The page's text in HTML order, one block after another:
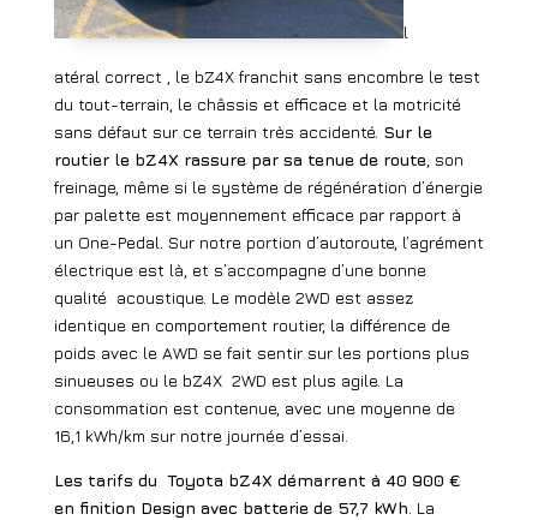
l
atéral correct , le bZ4X franchit sans encombre le test
du tout-terrain, le châssis et efficace et la motricité
sans défaut sur ce terrain très accidenté. Sur le
routier le bZ4X rassure par sa tenue de route, son
freinage, même si le système de régénération d’énergie
par palette est moyennement efficace par rapport à
un One-Pedal. Sur notre portion d’autoroute, l’agrément
électrique est là, et s’accompagne d’une bonne
qualité acoustique. Le modèle 2WD est assez
identique en comportement routier, la différence de
poids avec le AWD se fait sentir sur les portions plus
sinueuses ou le bZ4X 2WD est plus agile. La
consommation est contenue, avec une moyenne de
16,1 kWh/km sur notre journée d’essai.
Les tarifs du Toyota bZ4X démarrent à 40 900 €
en finition Design avec batterie de 57,7 kWh . La